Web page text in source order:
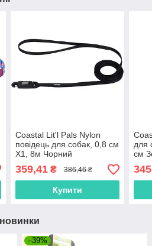
Coastal Lit'l Pals Nylon
повідець для собак, 0,8 см
Х1, 8м Чорний
359,41₴ 386,46 ₴
Купити
для
см
новинки
–39%